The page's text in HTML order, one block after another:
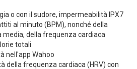
o con il sudore, impermeabilità IPX7
al minuto (BPM), nonché della
della frequenza cardiaca
totali
nell'app Wahoo
della frequenza cardiaca (HRV) con